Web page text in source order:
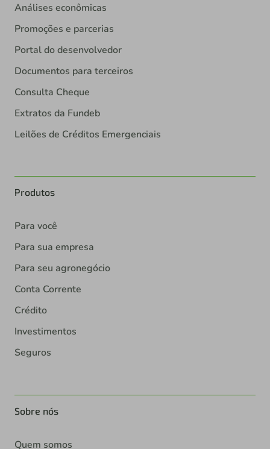
Análises econômicas
Promoções e parcerias
Portal do desenvolvedor
Documentos para terceiros
Consulta Cheque
Extratos da Fundeb
Leilões de Créditos Emergenciais
Produtos
Para você
Para sua empresa
Para seu agronegócio
Conta Corrente
Crédito
Investimentos
Seguros
Sobre nós
Quem somos